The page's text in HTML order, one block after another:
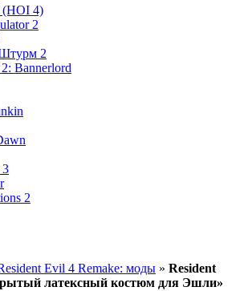
(HOI 4)
2
2
Bannerlord
3
2
Evil 4 Remake: моды » Resident
латексный костюм для Эшли»